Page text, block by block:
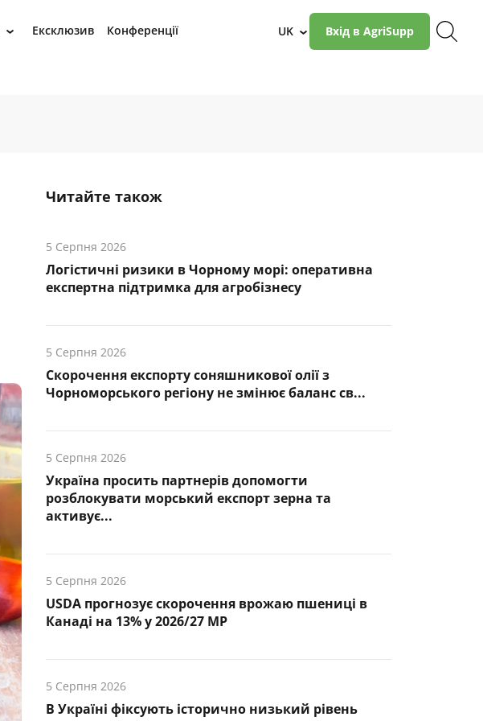
› Ексклюзив Конференції UK › Вхід в AgriSupp
Читайте також
5 Серпня 2026
Логістичні ризики в Чорному морі: оперативна
експертна підтримка для агробізнесу
5 Серпня 2026
Скорочення експорту соняшникової олії з
Чорноморського регіону не змінює баланс св...
5 Серпня 2026
Україна просить партнерів допомогти
розблокувати морський експорт зерна та
активує...
5 Серпня 2026
USDA прогнозує скорочення врожаю пшениці в
Канаді на 13% у 2026/27 МР
5 Серпня 2026
В Україні фіксують історично низький рівень